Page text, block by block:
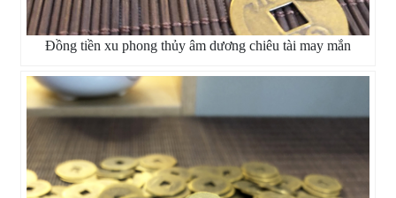
Đồng tiền xu phong thủy âm dương chiêu tài may mắn